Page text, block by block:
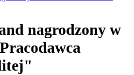
nagrodzony w